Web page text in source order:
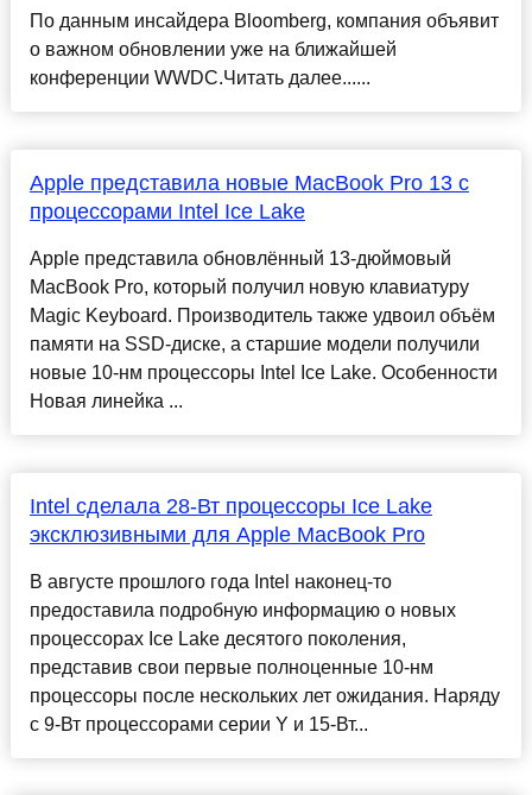
По данным инсайдера Bloomberg, компания объявит
о важном обновлении уже на ближайшей
конференции WWDC.Читать далее......
Apple представила новые MacBook Pro 13 с
процессорами Intel Ice Lake
Apple представила обновлённый 13-дюймовый
MacBook Pro, который получил новую клавиатуру
Magic Keyboard. Производитель также удвоил объём
памяти на SSD-диске, а старшие модели получили
новые 10-нм процессоры Intel Ice Lake. Особенности
Новая линейка ...
Intel сделала 28-Вт процессоры Ice Lake
эксклюзивными для Apple MacBook Pro
В августе прошлого года Intel наконец-то
предоставила подробную информацию о новых
процессорах Ice Lake десятого поколения,
представив свои первые полноценные 10-нм
процессоры после нескольких лет ожидания. Наряду
с 9-Вт процессорами серии Y и 15-Вт...